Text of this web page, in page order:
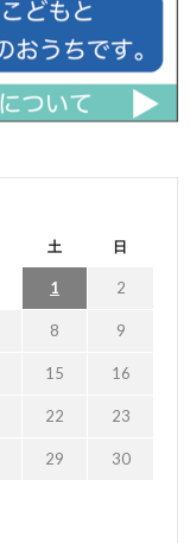
土 日
1 2
8 9
15 16
22 23
29 30